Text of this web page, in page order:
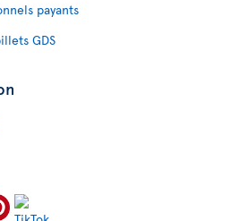
payants
GDS